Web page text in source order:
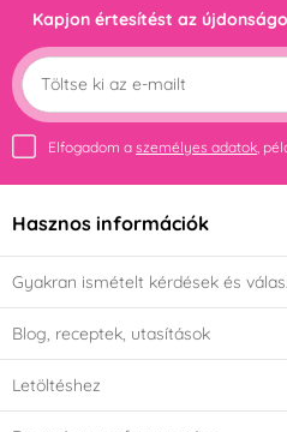
Kapjon értesítést az
Elfogadom a személyes adatok ,
Hasznos információk
Gyakran ismételt kérdések és
Blog, receptek, utasítások
Letöltéshez